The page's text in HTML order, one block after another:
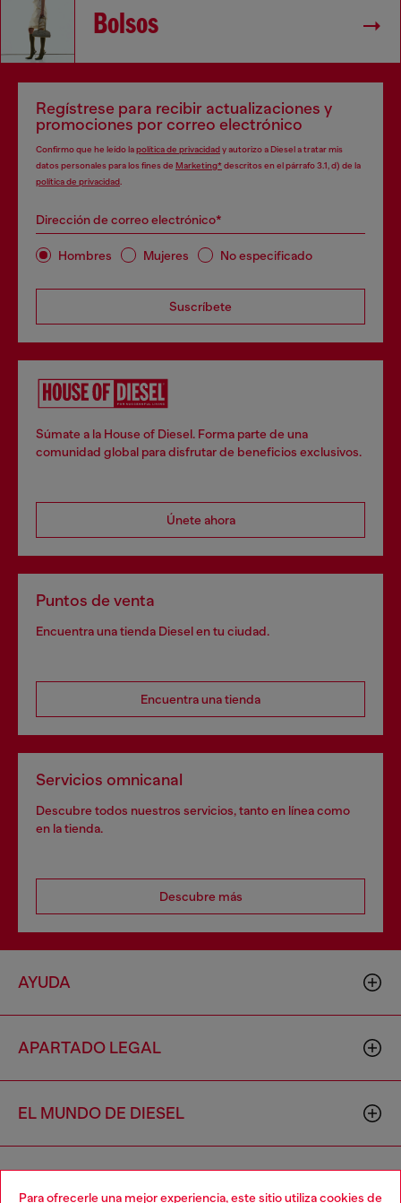
Para ofrecerle una mejor experiencia, este sitio utiliza cookies de
Bolsos
Regístrese para recibir actualizaciones y
promociones por correo electrónico
Confirmo que he leído lapolítica de privacidady autorizo a Diesel a tratar mis
datos personales para los fines de Marketing*descritos en el párrafo 3.1, d) de la
política de privacidad
Dirección de correo electrónico*
Hombres Mujeres No especificado
Suscríbete
Súmate a la House of Diesel. Forma parte de una
comunidad global para disfrutar de beneficios exclusivos.
Únete ahora
Puntos de venta
Encuentra una tienda Diesel en tu ciudad.
Encuentra una tienda
Servicios omnicanal
Descubre todos nuestros servicios, tanto en línea como
en la tienda.
Descubre más
AYUDA
APARTADO LEGAL
EL MUNDO DE DIESEL